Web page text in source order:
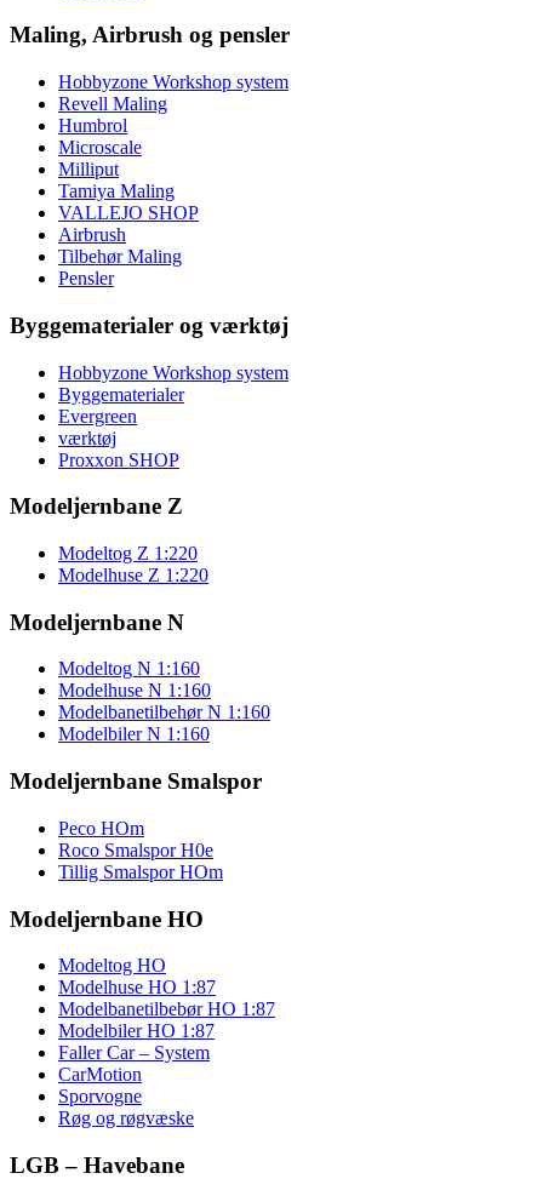
Maling, Airbrush og pensler
Hobbyzone Workshop system
Revell Maling
Humbrol
Microscale
Milliput
Tamiya Maling
VALLEJO SHOP
Airbrush
Tilbehør Maling
Pensler
Byggematerialer og værktøj
Hobbyzone Workshop system
Byggematerialer
Evergreen
værktøj
Proxxon SHOP
Modeljernbane Z
Modeltog Z 1:220
Modelhuse Z 1:220
Modeljernbane N
Modeltog N 1:160
Modelhuse N 1:160
Modelbanetilbehør N 1:160
Modelbiler N 1:160
Modeljernbane Smalspor
Peco HOm
Roco Smalspor H0e
Tillig Smalspor HOm
Modeljernbane HO
Modeltog HO
Modelhuse HO 1:87
Modelbanetilbebør HO 1:87
Modelbiler HO 1:87
Faller Car – System
CarMotion
Sporvogne
Røg og røgvæske
LGB – Havebane